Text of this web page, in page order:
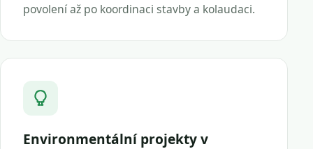
povolení až po koordinaci stavby a kolaudaci.
Environmentální projekty v